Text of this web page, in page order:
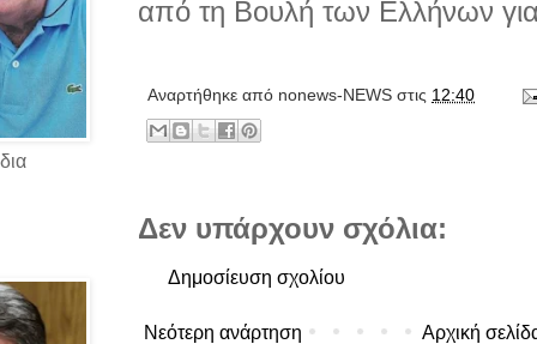
από τη Βουλή των Ελλήνων
Αναρτήθηκε από nonews-NEWS στις 12:40
Δεν υπάρχουν σχόλια:
Δημοσίευση σχολίου
Νεότερη ανάρτηση Αρχική